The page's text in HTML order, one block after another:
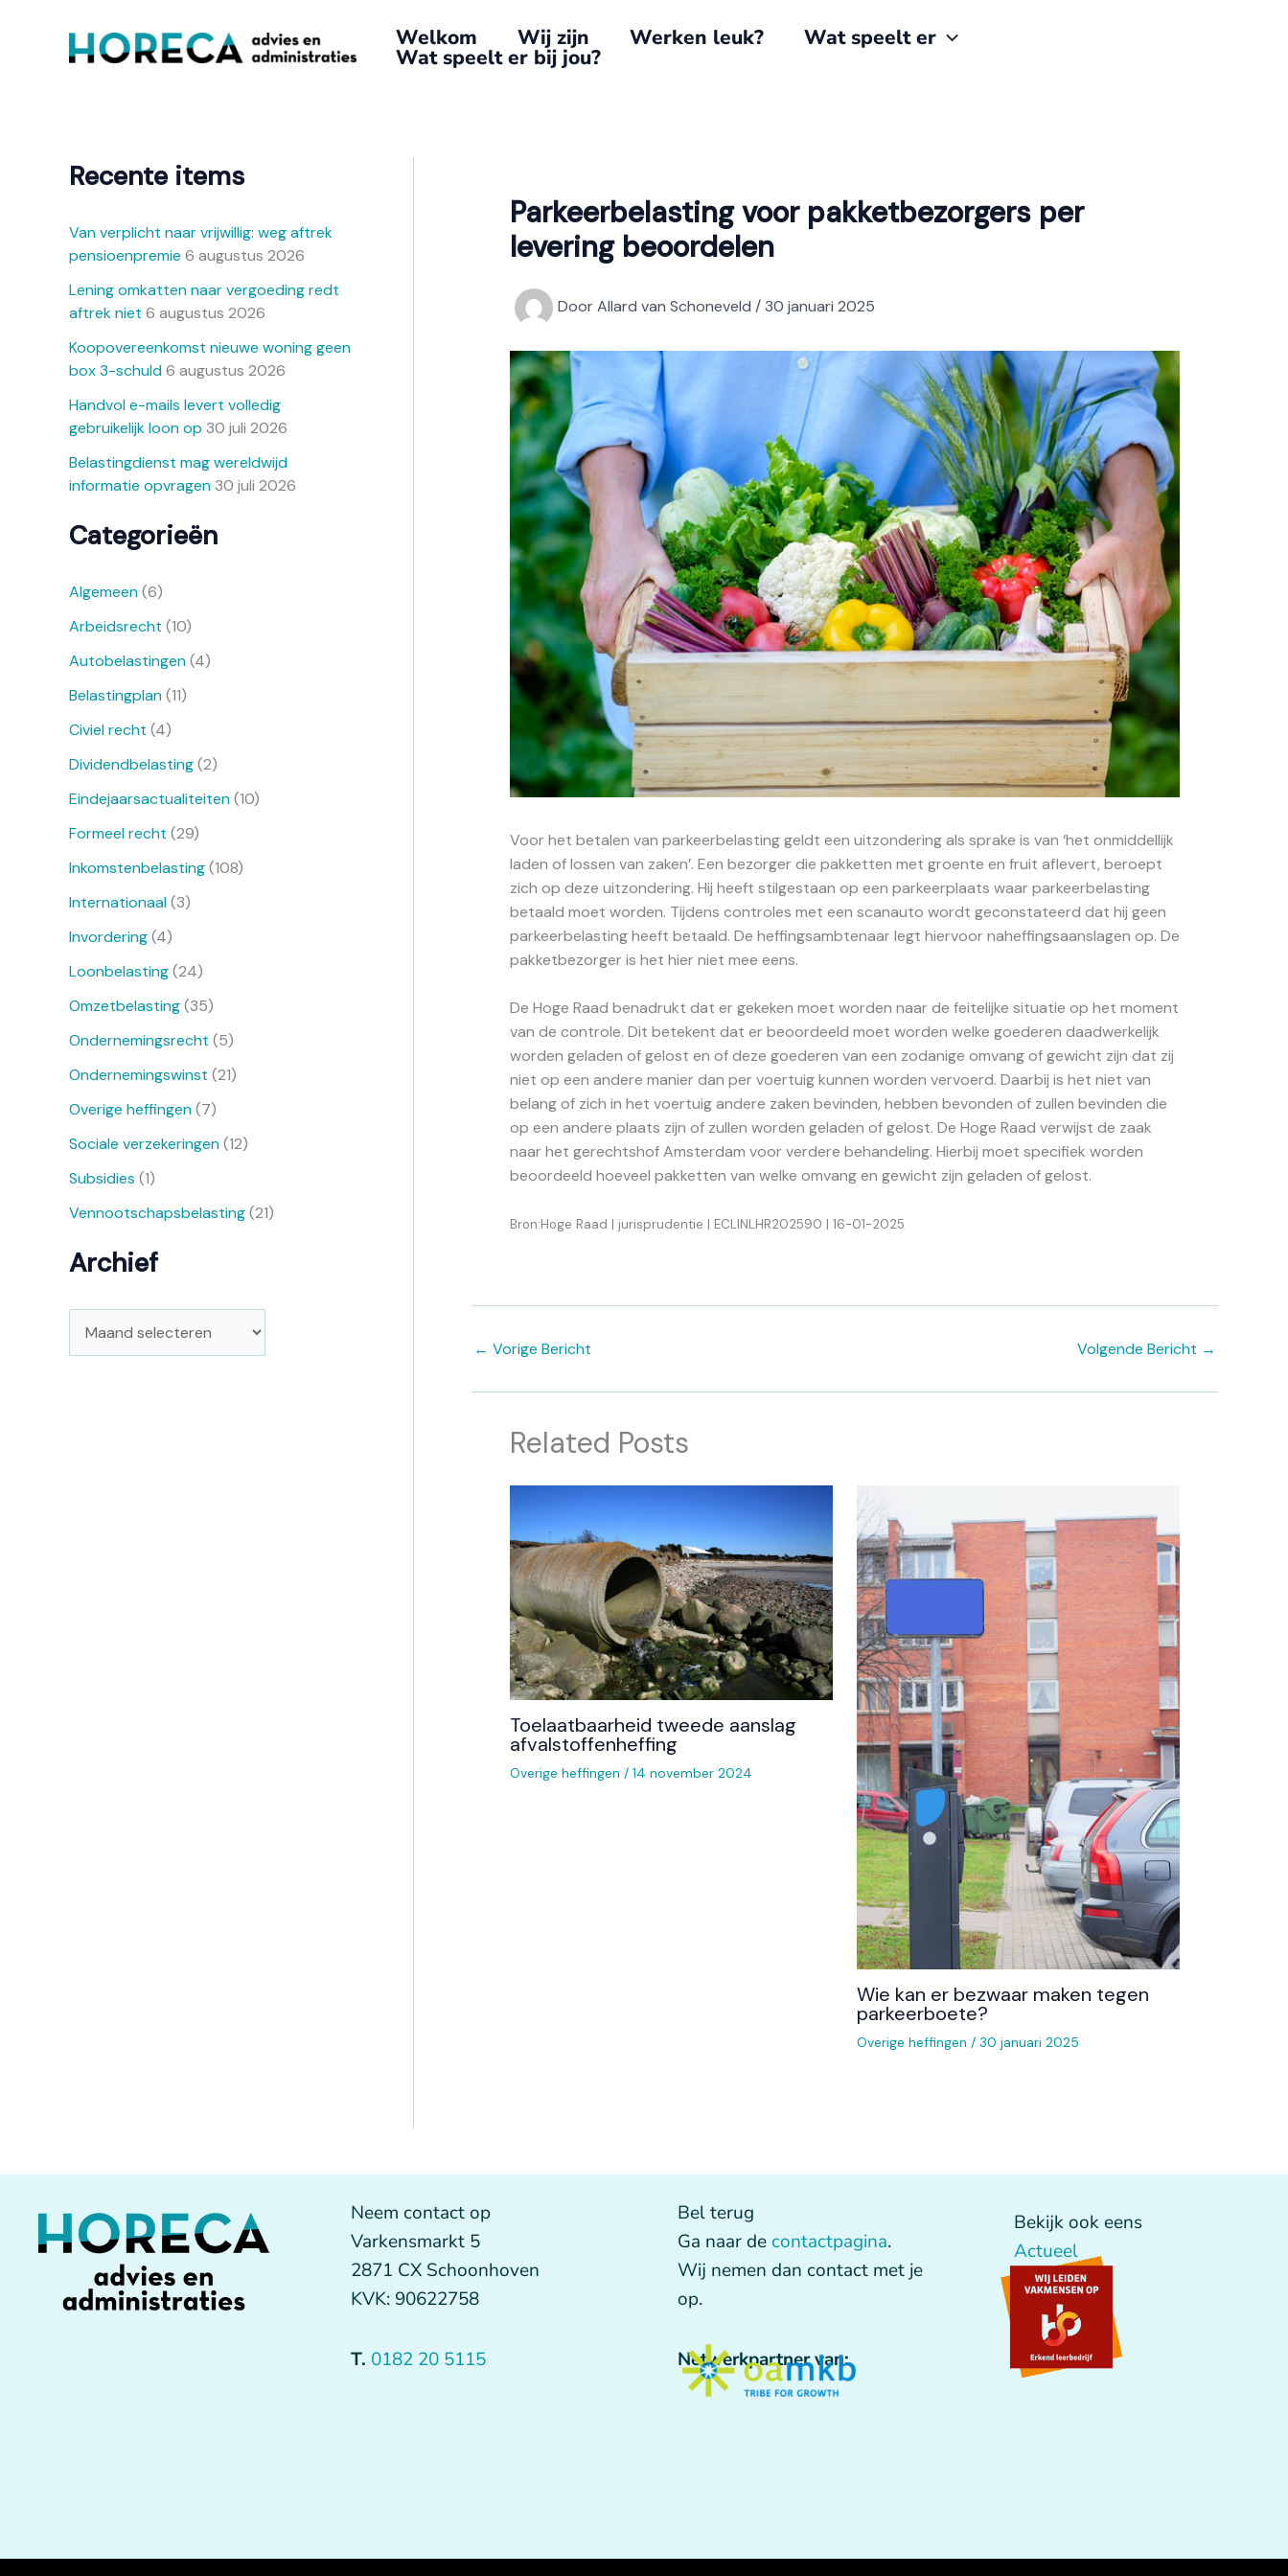
Welkom Wij zijn Werken leuk? Wat speelt er
Wat speelt er bij jou?
Recente items
Van verplicht naar vrijwillig: weg aftrek
pensioenpremie 6 augustus 2026
Lening omkatten naar vergoeding redt
aftrek niet 6 augustus 2026
Koopovereenkomst nieuwe woning geen
box 3-schuld6 augustus 2026
Handvol e-mails levert volledig
gebruikelijk loon op 30 juli 2026
Belastingdienst mag wereldwijd
informatie opvragen 30 juli 2026
Categorieën
Algemeen(6)
Arbeidsrecht (10)
Autobelastingen(4)
Belastingplan(11)
Civiel recht (4)
Dividendbelasting(2)
Eindejaarsactualiteiten(10)
Formeel recht (29)
Inkomstenbelasting(108)
Internationaal(3)
Invordering(4)
Loonbelasting(24)
Omzetbelasting(35)
Ondernemingsrecht (5)
Ondernemingswinst (21)
Overige heffingen(7)
Sociale verzekeringen(12)
Subsidies (1)
Vennootschapsbelasting(21)
Archief
e
Parkeerbelasting voor pakketbezorgers per
levering beoordelen
DoorAllard van Schoneveld /30 januari 2025
Voor het betalen van parkeerbelasting geldt een uitzondering als sprake is van ‘het onmiddellijk
laden of lossen van zaken’. Een bezorger die pakketten met groente en fruit aflevert, beroept
zich op deze uitzondering. Hij heeft stilgestaan op een parkeerplaats waar parkeerbelasting
betaald moet worden. Tijdens controles met een scanauto wordt geconstateerd dat hij geen
parkeerbelasting heeft betaald. De heffingsambtenaar legt hiervoor naheffingsaanslagen op. De
pakketbezorger is het hier niet mee eens.
De Hoge Raad benadrukt dat er gekeken moet worden naar de feitelijke situatie op het moment
van de controle. Dit betekent dat er beoordeeld moet worden welke goederen daadwerkelijk
worden geladen of gelost en of deze goederen van een zodanige omvang of gewicht zijn dat zij
niet op een andere manier dan per voertuig kunnen worden vervoerd. Daarbij is het niet van
belang of zich in het voertuig andere zaken bevinden, hebben bevonden of zullen bevinden die
op een andere plaats zijn of zullen worden geladen of gelost. De Hoge Raad verwijst de zaak
naar het gerechtshof Amsterdam voor verdere behandeling. Hierbij moet specifiek worden
beoordeeld hoeveel pakketten van welke omvang en gewicht zijn geladen of gelost.
Bron:Hoge Raad | jurisprudentie | ECLINLHR202590 | 16-01-2025
← Vorige Bericht Volgende Bericht →
Related Posts
Toelaatbaarheid tweede aanslag
afvalstoffenheffing
Overige heffingen / 14 november 2024
Wie kan er bezwaar maken tegen
parkeerboete?
Overige heffingen / 30 januari 2025
Neem contact op
Varkensmarkt 5
2871 CX Schoonhoven
KVK: 90622758
T. 0182 20 5115
Bel terug
Ga naar de contactpagina.
Wij nemen dan contact met je
op.
Netwerkpartner van:
Bekijk ook eens
Actueel